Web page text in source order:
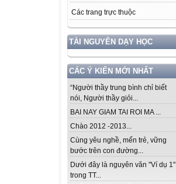
Các trang trực thuộc
TÀI NGUYÊN DẠY HỌC
CÁC Ý KIẾN MỚI NHẤT
“Người thầy trung bình chỉ biết
nói, Người thầy giỏi...
BAI NAY GIAM TAI ROI MA ...
Chào 2012 -2013...
Cùng yêu nghề, mến trẻ, vững
bước trên con đường...
Dưới đây là nguyên văn "Ví dụ 1"
trong TT...